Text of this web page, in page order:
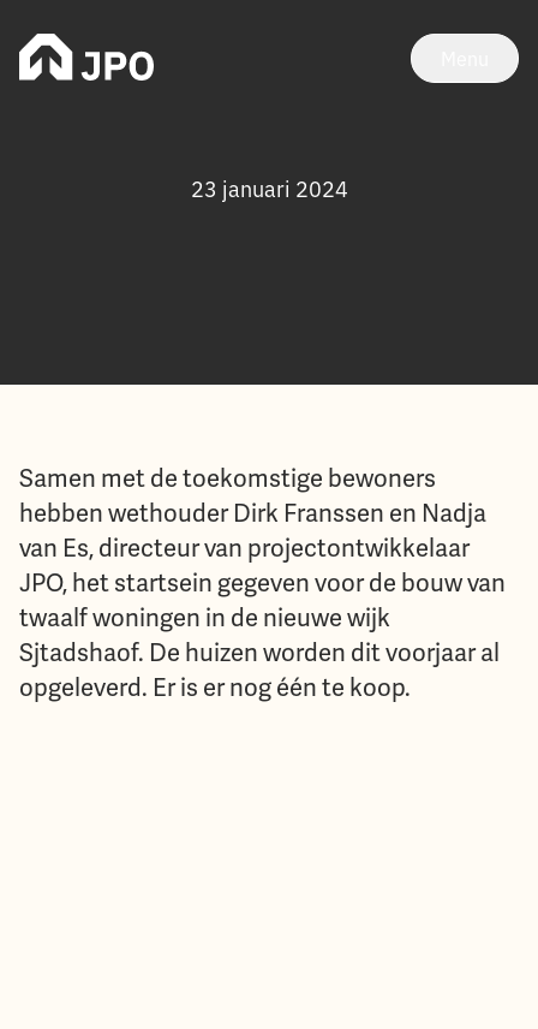
23 januari 2024
Samen met de toekomstige bewoners
hebben wethouder Dirk Franssen en Nadja
van Es, directeur van projectontwikkelaar
JPO, het startsein gegeven voor de bouw van
twaalf woningen in de nieuwe wijk
Sjtadshaof. De huizen worden dit voorjaar al
opgeleverd. Er is er nog één te koop.